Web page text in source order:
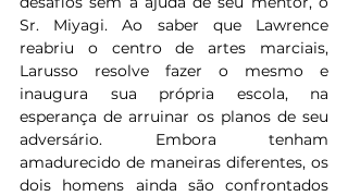
Sr. Miyagi. Ao saber que Lawrence
reabriu o centro de artes marciais,
Larusso resolve fazer o mesmo e
inaugura sua própria escola, na
esperança de arruinar os planos de seu
adversário. Embora tenham
amadurecido de maneiras diferentes, os
dois homens ainda são confrontados